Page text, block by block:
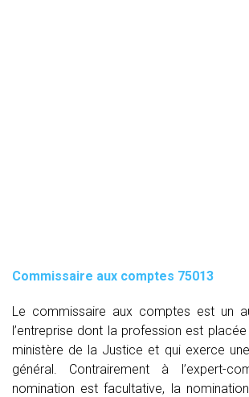
Commissaire aux comptes 75013
Le commissaire aux comptes est un
l’entreprise dont la profession est
ministère de la Justice et qui exerce
général. Contrairement à l’expert-
nomination est facultative, la